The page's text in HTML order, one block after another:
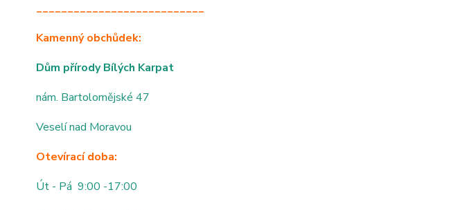
___________________________
Kamenný obchůdek:
Dům přírody Bílých Karpat
nám. Bartolomějské 47
Veselí nad Moravou
Otevírací doba:
Út - Pá 9:00 -17:00